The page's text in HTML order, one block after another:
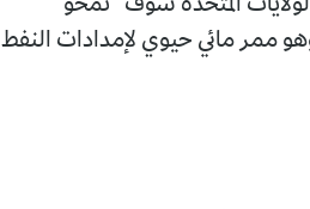
المتحدة سوف "تمحو"
ممر مائي حيوي لإمدادات النفط